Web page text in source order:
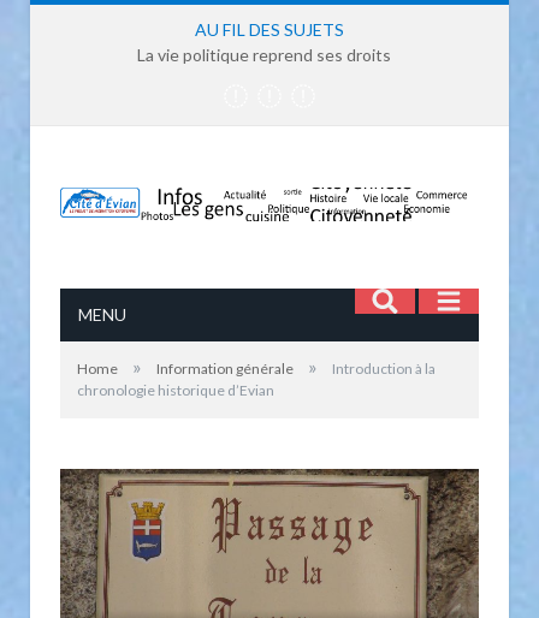
AU FIL DES SUJETS
La vie politique reprend ses droits
MENU
Home » Information générale »
Introduction à la
chronologie historique d’Evian